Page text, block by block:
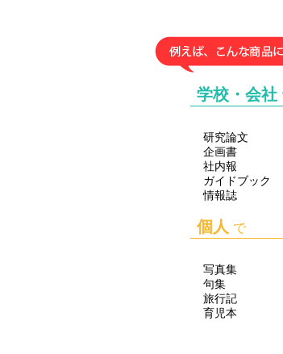
学校・会社
研究論文
企画書
社内報
ガイドブック
情報誌
個人 で
写真集
句集
旅行記
育児本